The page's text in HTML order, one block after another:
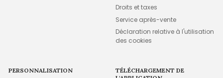
Droits et taxes
Service après-vente
Déclaration relative à l'utilisation
des cookies
PERSONNALISATION
TÉLÉCHARGEMENT DE